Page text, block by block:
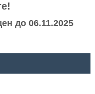
до 06.11.2025